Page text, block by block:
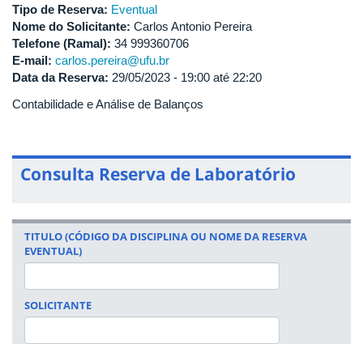
Tipo de Reserva: Eventual
Nome do Solicitante: Carlos Antonio Pereira
Telefone (Ramal): 34 999360706
E-mail: carlos.pereira@ufu.br
Data da Reserva: 29/05/2023 - 19:00 até 22:20
Contabilidade e Análise de Balanços
Consulta Reserva de Laboratório
TITULO (CÓDIGO DA DISCIPLINA OU NOME DA RESERVA
EVENTUAL)
SOLICITANTE